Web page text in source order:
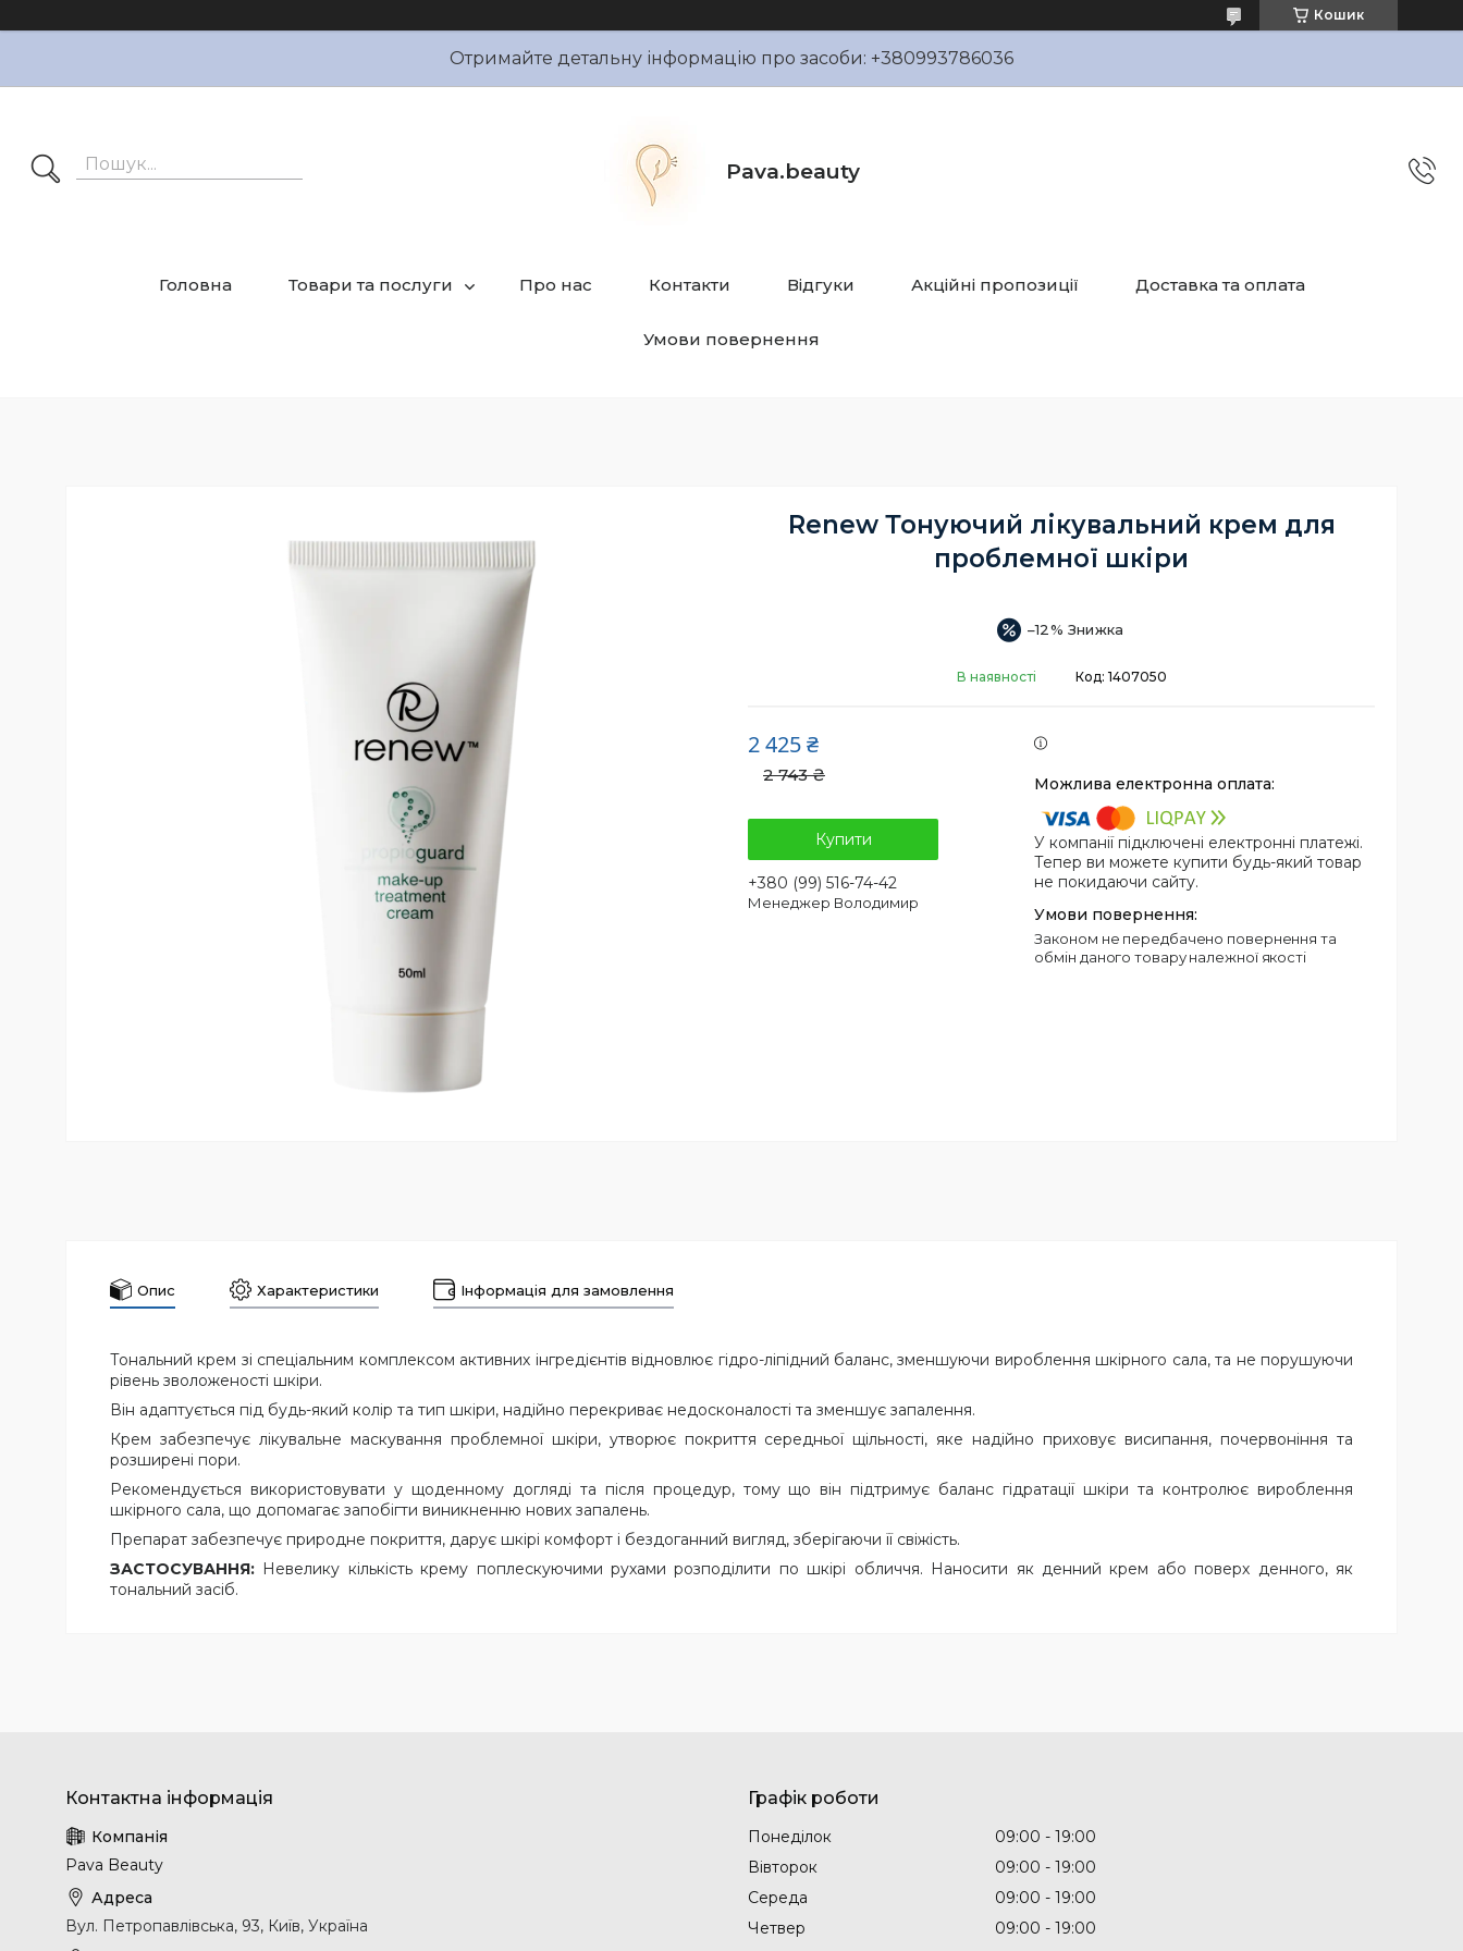
Кошик
Отримайте детальну інформацію про засоби: +380993786036
Pava.beauty
Головна Товари та послуги Про нас Контакти Відгуки Акційні пропозиції Доставка та оплата
Умови повернення
Renew Тонуючий лікувальний крем для
проблемної шкіри
–12%
В наявності Код: 1407050
2 743 ₴
2 425 ₴
Купити
+380 (99) 516-74-42
Менеджер Володимир
У компанії підключені електронні платежі.
Тепер ви можете купити будь-який товар
не покидаючи сайту.
Законом не передбачено повернення та
обмін даного товару належної якості
Опис Характеристики Інформація для замовлення
Тональний крем зі спеціальним комплексом активних інгредієнтів відновлює гідро-ліпідний баланс, зменшуючи вироблення шкірного сала, та не порушуючи
рівень зволоженості шкіри.
Він адаптується під будь-який колір та тип шкіри, надійно перекриває недосконалості та зменшує запалення.
Крем забезпечує лікувальне маскування проблемної шкіри, утворює покриття середньої щільності, яке надійно приховує висипання, почервоніння та
розширені пори.
Рекомендується використовувати у щоденному догляді та після процедур, тому що він підтримує баланс гідратації шкіри та контролює вироблення
шкірного сала, що допомагає запобігти виникненню нових запалень.
Препарат забезпечує природне покриття, дарує шкірі комфорт і бездоганний вигляд, зберігаючи її свіжість.
ЗАСТОСУВАННЯ: Невелику кількість крему поплескуючими рухами розподілити по шкірі обличчя. Наносити як денний крем або поверх денного, як
тональний засіб.
Pava Beauty
Вул. Петропавлівська, 93, Київ, Україна
Графік роботи
Понеділок 09:00
19:00
Вівторок
09:00
19:00
Середа
09:00
19:00
Четвер
09:00
19:00